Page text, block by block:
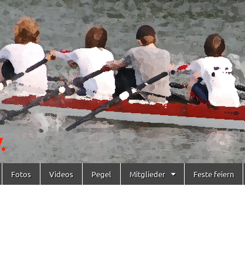
Fotos Videos Pegel Mitglieder Feste feiern